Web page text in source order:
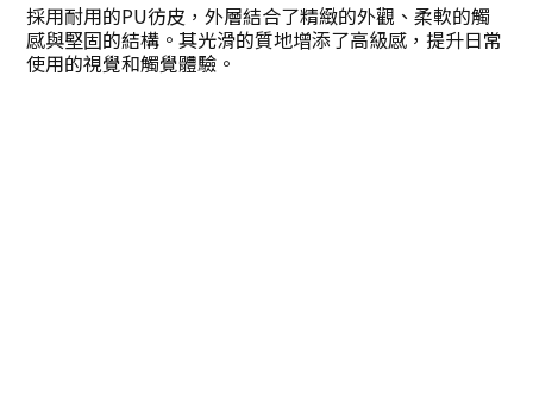
採用耐用的PU彷皮，外層結合了精緻的外觀、柔軟的觸
感與堅固的結構。其光滑的質地增添了高級感，提升日常
使用的視覺和觸覺體驗。